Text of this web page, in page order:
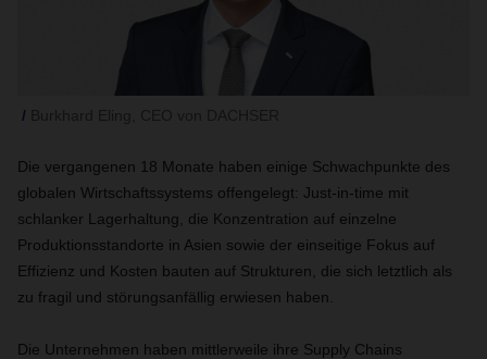
Die vergangenen 18 Monate haben einige Schwachpunkte des
globalen Wirtschaftssystems offengelegt: Just-in-time mit
schlanker Lagerhaltung, die Konzentration auf einzelne
Produktionsstandorte in Asien sowie der einseitige Fokus auf
Effizienz und Kosten bauten auf Strukturen, die sich letztlich als
zu fragil und störungsanfällig erwiesen haben.
Die Unternehmen haben mittlerweile ihre Supply Chains